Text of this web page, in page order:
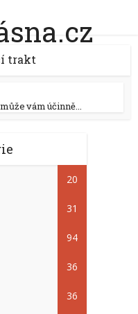
trakt
vám účinně...
20
31
94
36
36